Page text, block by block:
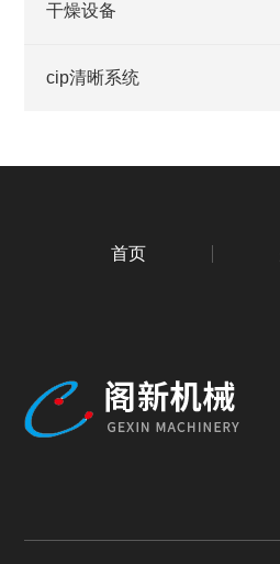
干燥设备
cip清晰系统
首页